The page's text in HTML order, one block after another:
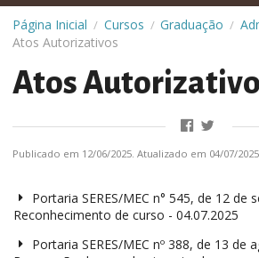
Página Inicial / Cursos / Graduação /
Atos Autorizativos
Atos
Publicado em 12/06/2025. Atualizado em 04/07/
Portaria SERES/MEC n° 545, de 12 de
Reconhecimento de curso - 04.07.2025
Portaria SERES/MEC nº 388, de 13 de